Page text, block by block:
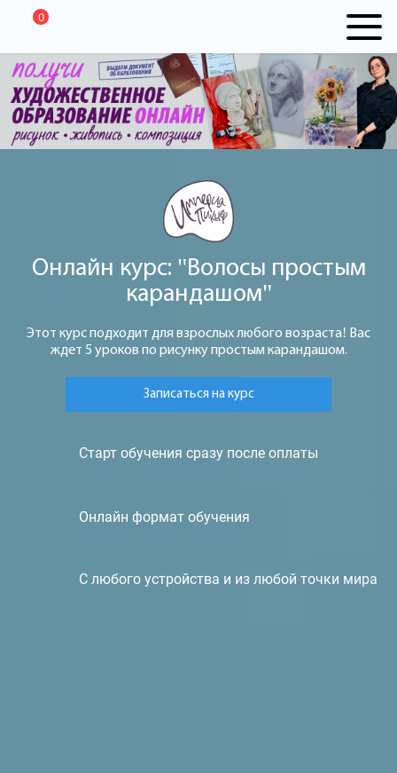
0
Онлайн курс: "Волосы простым
карандашом"
Этот курс подходит для взрослых любого возраста! Вас
ждет 5 уроков по рисунку простым карандашом.
Записаться на курс
Старт обучения сразу после оплаты
Онлайн формат обучения
С любого устройства и из любой точки мира